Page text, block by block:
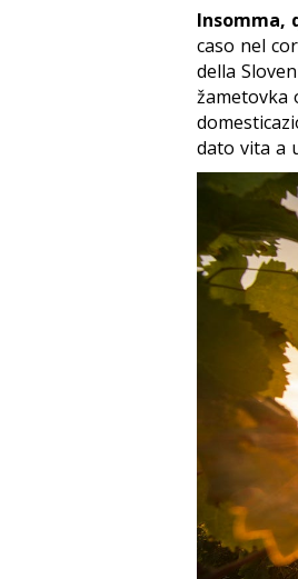
Insomma,
caso nel
della
žametovka
dato vita a